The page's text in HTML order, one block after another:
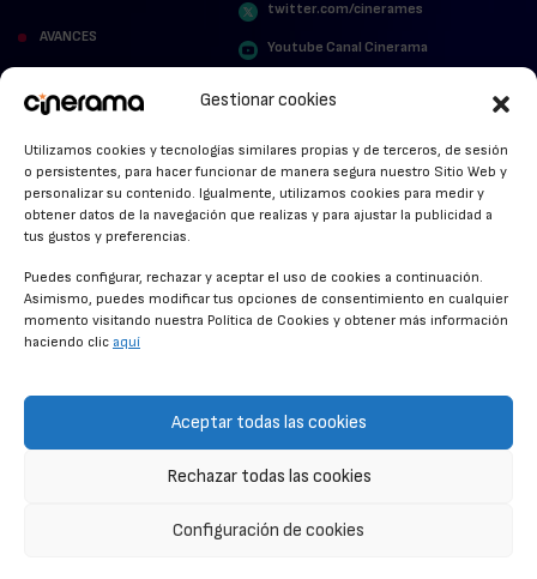
Gestionar cookies
Utilizamos cookies y tecnologías similares propias y de terceros, de sesión
o persistentes, para hacer funcionar de manera segura nuestro Sitio Web y
personalizar su contenido. Igualmente, utilizamos cookies para medir y
obtener datos de la navegación que realizas y para ajustar la publicidad a
tus gustos y preferencias.
Puedes configurar, rechazar y aceptar el uso de cookies a continuación.
Asimismo, puedes modificar tus opciones de consentimiento en cualquier
momento visitando nuestra Política de Cookies y obtener más información
haciendo clic aquí
Aceptar todas las cookies
Rechazar todas las cookies
Configuración de cookies
AVANCES
STREAMING NEWS
ANUNCIOS DE CINE
twitter.com/cinerames
Youtube Canal Cinerama
POLÍTICA DE COOKIES